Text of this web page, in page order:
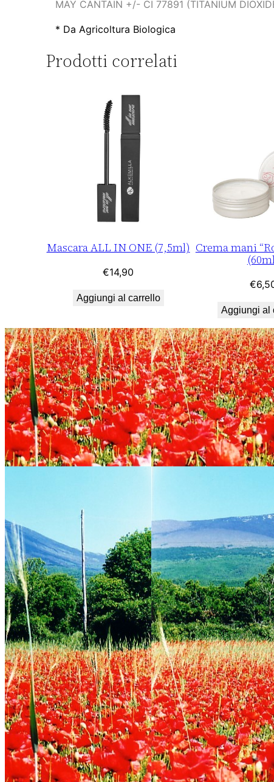
MAY CANTAIN +/- CI 77891 (TITANIUM
* Da Agricoltura Biologica
Prodotti correlati
Mascara ALL IN ONE (7,5ml)
€14,90
Aggiungi al carrello
Crema mani
€
Aggiungi al